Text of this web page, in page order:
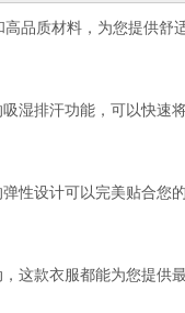
品质材料，为您提供舒
湿排汗功能，可以快速
性设计可以完美贴合您
这款衣服都能为您提供最